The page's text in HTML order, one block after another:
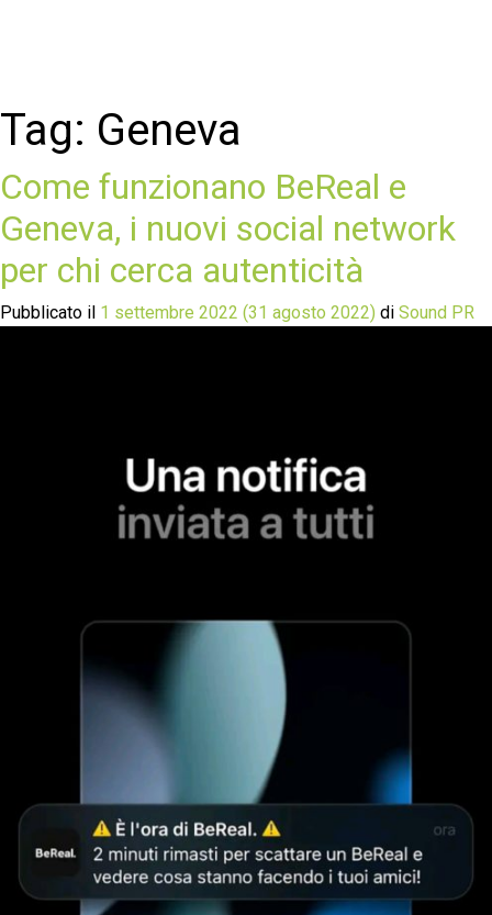
Tag: Geneva
Come funzionano BeReal e
Geneva, i nuovi social network
per chi cerca autenticità
Pubblicato il 1 settembre 2022 (31 agosto 2022) di Sound PR